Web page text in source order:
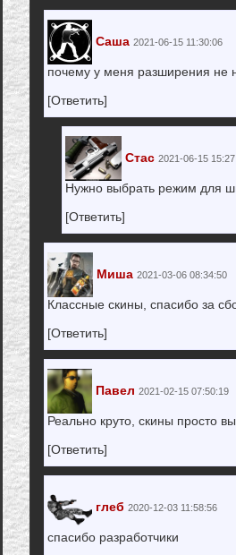
Саша 2021-06-15 11:30:06
почему у меня разширения не
[Ответить]
Стас 2021-06-15
Нужно выбрать режим для
[Ответить]
Миша 2021-03-06 08:34:50
Классные скины, спасибо за
[Ответить]
Павел 2021-02-15 07:50:19
Реально круто, скины просто
[Ответить]
глеб 2020-12-03 11:58:56
спасибо разработчики